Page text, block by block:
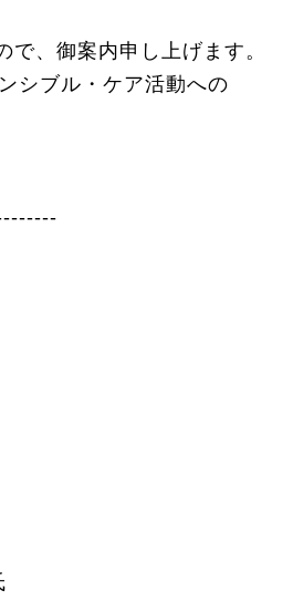
、御案内申し上げます。
シブル・ケア活動への